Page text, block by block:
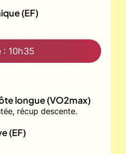
(EF)
10h35
longue (VO2max)
récup descente.
(EF)